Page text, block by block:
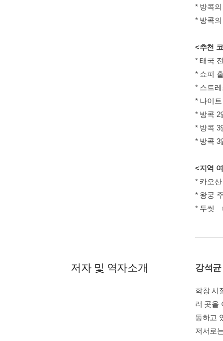
* 방콕
* 방콕
<추천
* 태국
* 쇼퍼
* 스트
* 나이
* 방콕 2
* 방콕 3
* 방콕 3
<지역
* 카오산
* 왕궁
* 두씻
저자 및 역자소개 강석균
학창 시
러 곳을
동하고
저서로